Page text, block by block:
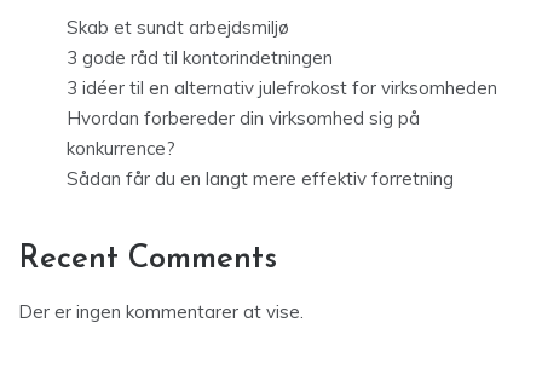
Skab et sundt arbejdsmiljø
3 gode råd til kontorindetningen
3 idéer til en alternativ julefrokost for virksomheden
Hvordan forbereder din virksomhed sig på
konkurrence?
Sådan får du en langt mere effektiv forretning
Recent Comments
Der er ingen kommentarer at vise.